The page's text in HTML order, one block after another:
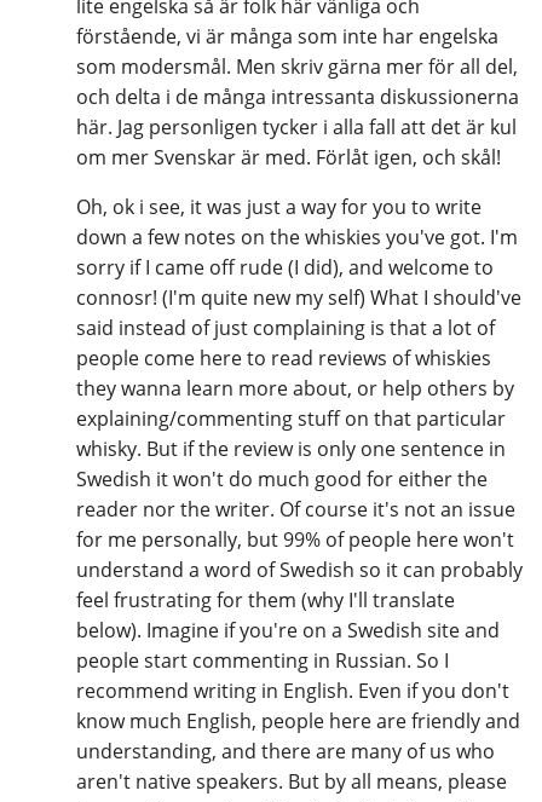
lite engelska så är folk här vänliga och
förstående, vi är många som inte har engelska
som modersmål. Men skriv gärna mer för all del,
och delta i de många intressanta diskussionerna
här. Jag personligen tycker i alla fall att det är kul
om mer Svenskar är med. Förlåt igen, och skål!
Oh, ok i see, it was just a way for you to write
down a few notes on the whiskies you've got. I'm
sorry if I came off rude (I did), and welcome to
connosr! (I'm quite new my self) What I should've
said instead of just complaining is that a lot of
people come here to read reviews of whiskies
they wanna learn more about, or help others by
explaining/commenting stuff on that particular
whisky. But if the review is only one sentence in
Swedish it won't do much good for either the
reader nor the writer. Of course it's not an issue
for me personally, but 99% of people here won't
understand a word of Swedish so it can probably
feel frustrating for them (why I'll translate
below). Imagine if you're on a Swedish site and
people start commenting in Russian. So I
recommend writing in English. Even if you don't
know much English, people here are friendly and
understanding, and there are many of us who
aren't native speakers. But by all means, please